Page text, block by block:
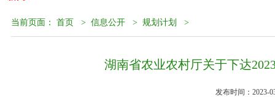
当前页面： 首页 > 信息公开 > 规划计划 >
湖南省农业农村厅关于下达
发布时间：2023-